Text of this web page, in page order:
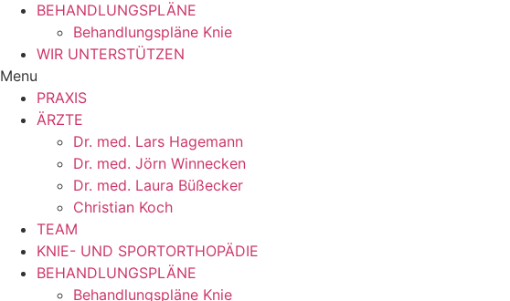
BEHANDLUNGSPLÄNE
Behandlungspläne Knie
WIR UNTERSTÜTZEN
Menu
PRAXIS
ÄRZTE
Dr. med. Lars Hagemann
Dr. med. Jörn Winnecken
Dr. med. Laura Büßecker
Christian Koch
TEAM
KNIE- UND SPORTORTHOPÄDIE
BEHANDLUNGSPLÄNE
Behandlungspläne Knie